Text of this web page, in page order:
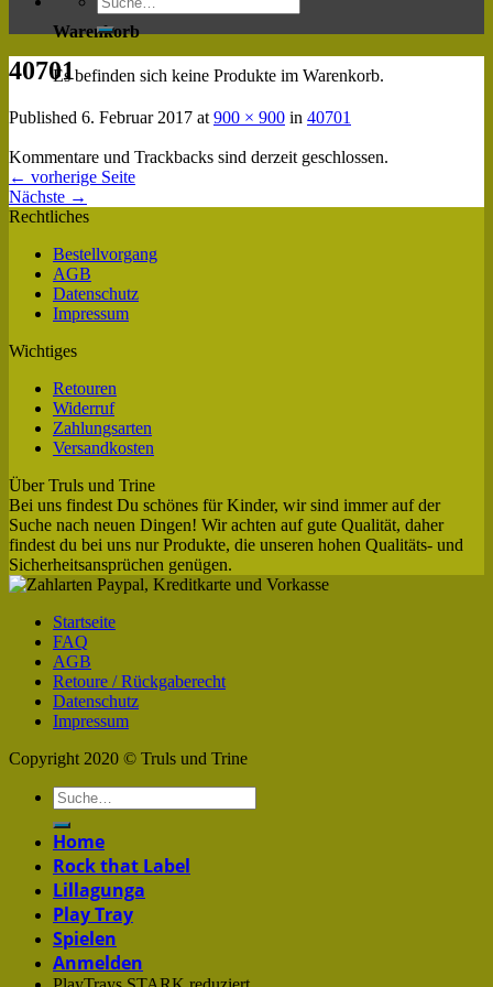
Warenkorb
Es befinden sich keine Produkte im Warenkorb.
40701
Published 6. Februar 2017 at 900 × 900 in 40701
Kommentare und Trackbacks sind derzeit geschlossen.
← vorherige Seite
Nächste →
Rechtliches
Bestellvorgang
AGB
Datenschutz
Impressum
Wichtiges
Retouren
Widerruf
Zahlungsarten
Versandkosten
Über Truls und Trine
Bei uns findest Du schönes für Kinder, wir sind immer auf der
Suche nach neuen Dingen! Wir achten auf gute Qualität, daher
findest du bei uns nur Produkte, die unseren hohen Qualitäts- und
Sicherheitsansprüchen genügen.
Startseite
FAQ
AGB
Retoure / Rückgaberecht
Datenschutz
Impressum
Copyright 2020 © Truls und Trine
Home
Rock that Label
Lillagunga
Play Tray
Spielen
Anmelden